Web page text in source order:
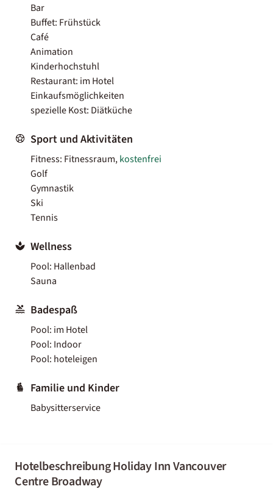
Bar
Buffet: Frühstück
Café
Animation
Kinderhochstuhl
Restaurant: im Hotel
Einkaufsmöglichkeiten
spezielle Kost: Diätküche
Sport und Aktivitäten
Fitness: Fitnessraum,kostenfrei
Golf
Gymnastik
Ski
Tennis
Wellness
Pool: Hallenbad
Sauna
Badespaß
Pool: im Hotel
Pool: Indoor
Pool: hoteleigen
Familie und Kinder
Babysitterservice
Hotelbeschreibung Holiday Inn Vancouver
Centre Broadway